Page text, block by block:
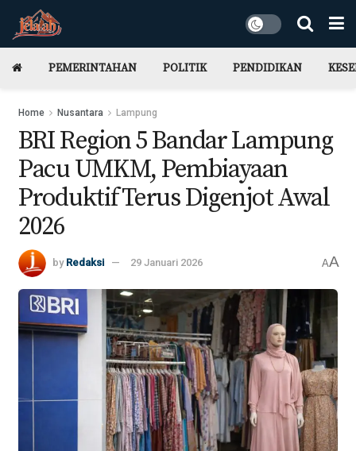
PEMERINTAHAN POLITIK PENDIDIKAN
Home Nusantara Lampung
BRI Region 5 Bandar Lampung
Pacu UMKM, Pembiayaan
Produktif Terus Digenjot Awal
2026
by Redaksi 29 Januari 2026 AA